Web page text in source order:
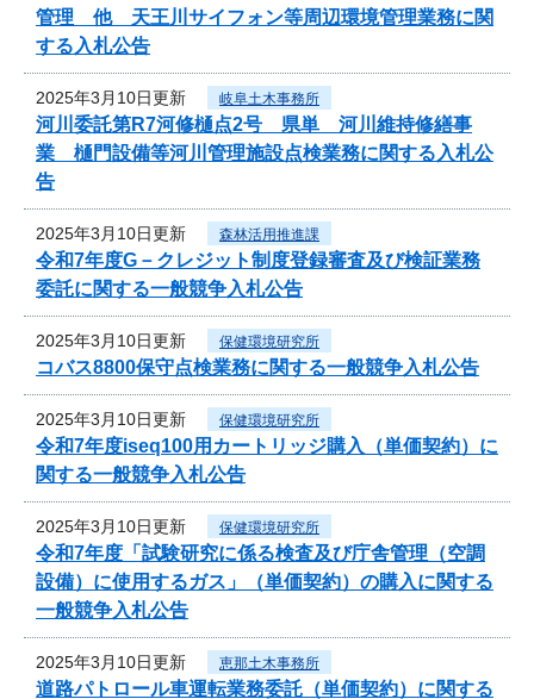
管理 他 天王川サイフォン等周辺環境管理業務に関
する入札公告
2025年3月10日更新 岐阜土木事務所
河川委託第R7河修樋点2号 県単 河川維持修繕事
業 樋門設備等河川管理施設点検業務に関する入札公
告
2025年3月10日更新 森林活用推進課
令和7年度G－クレジット制度登録審査及び検証業務
委託に関する一般競争入札公告
2025年3月10日更新 保健環境研究所
コバス8800保守点検業務に関する一般競争入札公告
2025年3月10日更新 保健環境研究所
令和7年度iseq100用カートリッジ購入（単価契約）に
関する一般競争入札公告
2025年3月10日更新 保健環境研究所
令和7年度「試験研究に係る検査及び庁舎管理（空調
設備）に使用するガス」（単価契約）の購入に関する
一般競争入札公告
2025年3月10日更新 恵那土木事務所
道路パトロール車運転業務委託（単価契約）に関する